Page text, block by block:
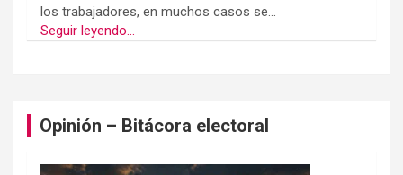
los trabajadores, en muchos casos se...
Seguir leyendo...
Opinión – Bitácora electoral